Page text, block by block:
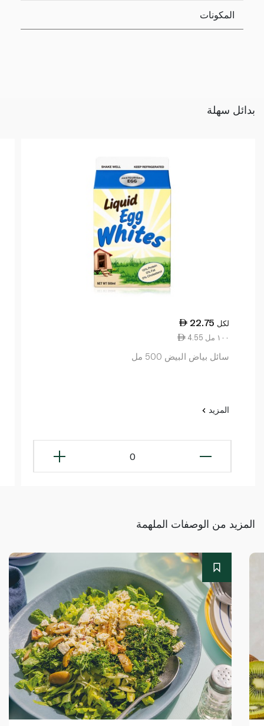
المكونات
بدائل سهلة
22.75 لكل
4.55 ١٠٠ مل
سائل بياض البيض 500 مل
المزيد
0
المزيد من الوصفات الملهمة